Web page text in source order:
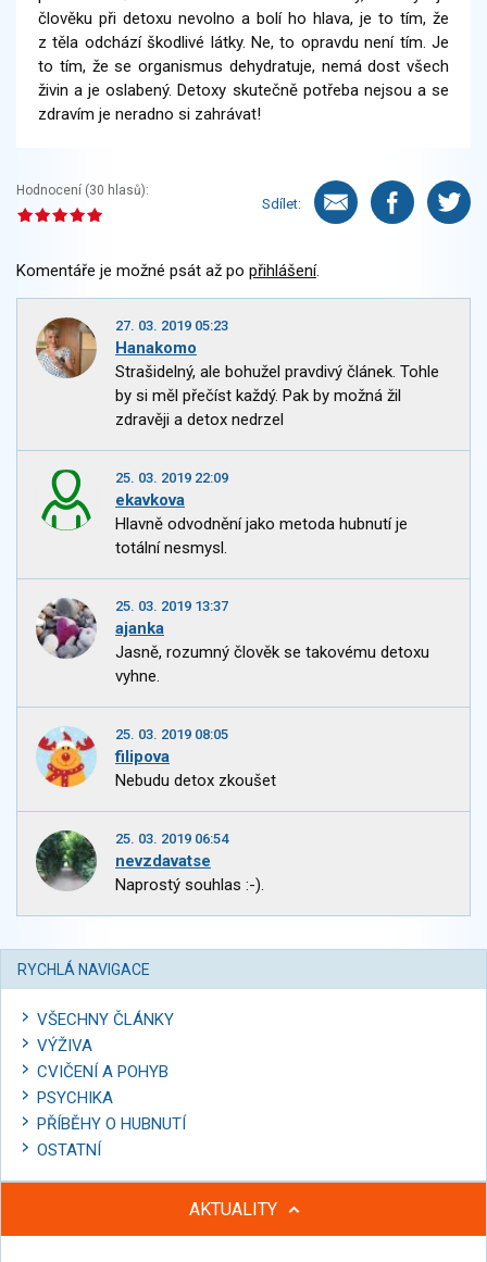
člověku při detoxu nevolno a bolí ho hlava, je to tím, že
z těla odchází škodlivé látky. Ne, to opravdu není tím. Je
to tím, že se organismus dehydratuje, nemá dost všech
živin a je oslabený. Detoxy skutečně potřeba nejsou a se
zdravím je neradno si zahrávat!
Hodnocení (30 hlasů):
Sdílet:
Komentáře je možné psát až po přihlášení.
27. 03. 2019 05:23
Hanakomo
Strašidelný, ale bohužel pravdivý článek. Tohle
by si měl přečíst každý. Pak by možná žil
zdravěji a detox nedrzel
25. 03. 2019 22:09
ekavkova
Hlavně odvodnění jako metoda hubnutí je
totální nesmysl.
25. 03. 2019 13:37
ajanka
Jasně, rozumný člověk se takovému detoxu
vyhne.
25. 03. 2019 08:05
filipova
Nebudu detox zkoušet
25. 03. 2019 06:54
nevzdavatse
Naprostý souhlas :-).
RYCHLÁ NAVIGACE
VŠECHNY ČLÁNKY
VÝŽIVA
CVIČENÍ A POHYB
PSYCHIKA
PŘÍBĚHY O HUBNUTÍ
OSTATNÍ
AKTUALITY